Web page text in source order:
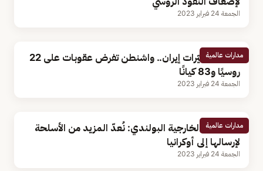
الجمعة 24 فبراير 2023
مدارات عالمية
بسبب مسيّرات إيران.. واشنطن تفرض عقوبات على 22
روسيًا و83 كيانًا
الجمعة 24 فبراير 2023
مدارات عالمية
نائب وزير الخارجية البولندي: نُعدّ المزيد من الأسلحة
لإرسالها إلى أوكرانيا
الجمعة 24 فبراير 2023